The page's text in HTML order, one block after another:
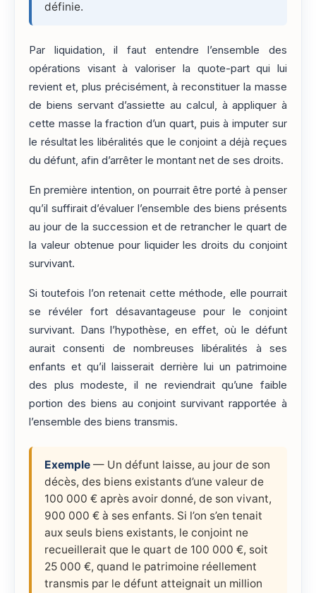
définie.
Par liquidation, il faut entendre l’ensemble des
opérations visant à valoriser la quote-part qui lui
revient et, plus précisément, à reconstituer la masse
de biens servant d’assiette au calcul, à appliquer à
cette masse la fraction d’un quart, puis à imputer sur
le résultat les libéralités que le conjoint a déjà reçues
du défunt, afin d’arrêter le montant net de ses droits.
En première intention, on pourrait être porté à penser
qu’il suffirait d’évaluer l’ensemble des biens présents
au jour de la succession et de retrancher le quart de
la valeur obtenue pour liquider les droits du conjoint
survivant.
Si toutefois l’on retenait cette méthode, elle pourrait
se révéler fort désavantageuse pour le conjoint
survivant. Dans l’hypothèse, en effet, où le défunt
aurait consenti de nombreuses libéralités à ses
enfants et qu’il laisserait derrière lui un patrimoine
des plus modeste, il ne reviendrait qu’une faible
portion des biens au conjoint survivant rapportée à
l’ensemble des biens transmis.
Exemple — Un défunt laisse, au jour de son
décès, des biens existants d’une valeur de
100 000 € après avoir donné, de son vivant,
900 000 € à ses enfants. Si l’on s’en tenait
aux seuls biens existants, le conjoint ne
recueillerait que le quart de 100 000 €, soit
25 000 €, quand le patrimoine réellement
transmis par le défunt atteignait un million